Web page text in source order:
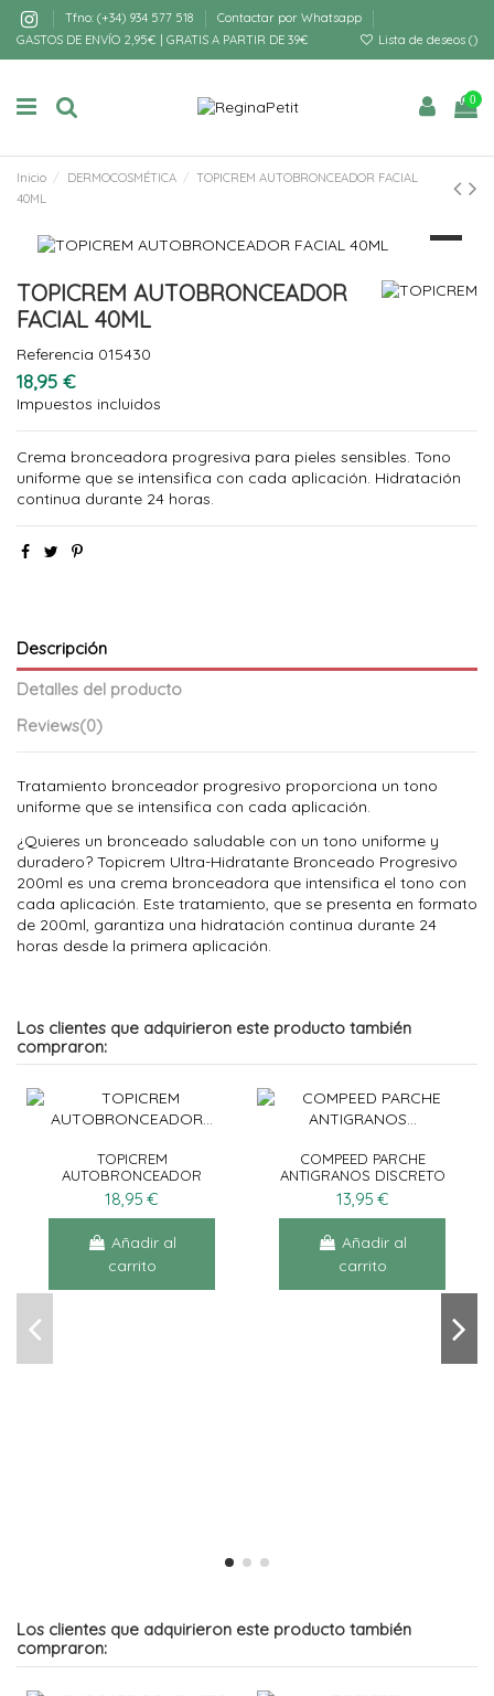
Tfno: (+34) 934 577 518
Contactar por Whatsapp
GASTOS DE ENVÍO 2,95€ | GRATIS A PARTIR DE 39€
Lista de deseos ()
0
Inicio DERMOCOSMÉTICA
TOPICREM AUTOBRONCEADOR FACIAL
40ML
TOPICREM AUTOBRONCEADOR
FACIAL 40ML
Referencia 015430
18,95 €
Impuestos incluidos
Crema bronceadora progresiva para pieles sensibles. Tono
uniforme que se intensifica con cada aplicación. Hidratación
continua durante 24 horas.
Descripción
Detalles del producto
Reviews(0)
Tratamiento bronceador progresivo proporciona un tono
uniforme que se intensifica con cada aplicación.
¿Quieres un bronceado saludable con un tono uniforme y
duradero? Topicrem Ultra-Hidratante Bronceado Progresivo
200ml es una crema bronceadora que intensifica el tono con
cada aplicación. Este tratamiento, que se presenta en formato
de 200ml, garantiza una hidratación continua durante 24
horas desde la primera aplicación.
Los clientes que adquirieron este producto también
compraron:
TOPICREM
AUTOBRONCEADOR
CORPORAL 200ML +
EXFOLIANTE SUAVE
18,95 €
Añadir al
carrito
COMPEED PARCHE
ANTIGRANOS DISCRETO
15UN
13,95 €
Añadir al
carrito
Los clientes que adquirieron este producto también
compraron: